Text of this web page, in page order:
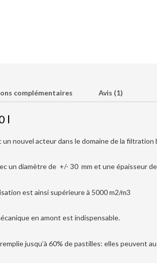
complémentaires Avis (1)
l
un nouvel acteur dans le domaine de la filtration
un diamètre de +/- 30 mm et une épaisseur
est ainsi supérieure à 5000 m2/m3
en amont est indispensable.
jusqu’à 60% de pastilles: elles